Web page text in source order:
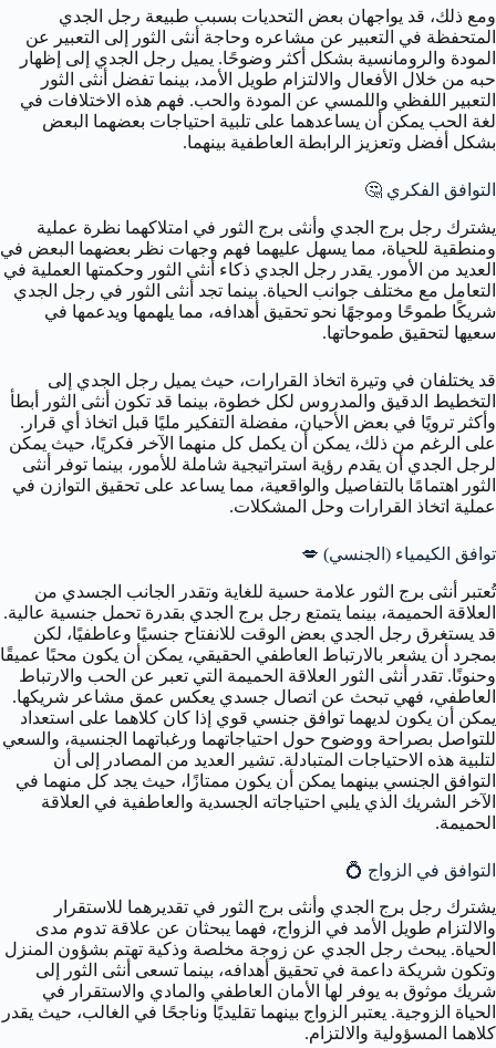
ومع ذلك، قد يواجهان بعض التحديات بسبب طبيعة رجل الجدي
المتحفظة في التعبير عن مشاعره وحاجة أنثى الثور إلى التعبير عن
المودة والرومانسية بشكل أكثر وضوحًا. يميل رجل الجدي إلى إظهار
حبه من خلال الأفعال والالتزام طويل الأمد، بينما تفضل أنثى الثور
التعبير اللفظي واللمسي عن المودة والحب. فهم هذه الاختلافات في
لغة الحب يمكن أن يساعدهما على تلبية احتياجات بعضهما البعض
بشكل أفضل وتعزيز الرابطة العاطفية بينهما.
التوافق الفكري 🤔
يشترك رجل برج الجدي وأنثى برج الثور في امتلاكهما نظرة عملية
ومنطقية للحياة، مما يسهل عليهما فهم وجهات نظر بعضهما البعض في
العديد من الأمور. يقدر رجل الجدي ذكاء أنثى الثور وحكمتها العملية في
التعامل مع مختلف جوانب الحياة. بينما تجد أنثى الثور في رجل الجدي
شريكًا طموحًا وموجهًا نحو تحقيق أهدافه، مما يلهمها ويدعمها في
سعيها لتحقيق طموحاتها.
قد يختلفان في وتيرة اتخاذ القرارات، حيث يميل رجل الجدي إلى
التخطيط الدقيق والمدروس لكل خطوة، بينما قد تكون أنثى الثور أبطأ
وأكثر ترويًا في بعض الأحيان، مفضلة التفكير مليًا قبل اتخاذ أي قرار.
على الرغم من ذلك، يمكن أن يكمل كل منهما الآخر فكريًا، حيث يمكن
لرجل الجدي أن يقدم رؤية استراتيجية شاملة للأمور، بينما توفر أنثى
الثور اهتمامًا بالتفاصيل والواقعية، مما يساعد على تحقيق التوازن في
عملية اتخاذ القرارات وحل المشكلات.
توافق الكيمياء (الجنسي) 💋
تُعتبر أنثى برج الثور علامة حسية للغاية وتقدر الجانب الجسدي من
العلاقة الحميمة، بينما يتمتع رجل برج الجدي بقدرة تحمل جنسية عالية.
قد يستغرق رجل الجدي بعض الوقت للانفتاح جنسيًا وعاطفيًا، لكن
بمجرد أن يشعر بالارتباط العاطفي الحقيقي، يمكن أن يكون محبًا عميقًا
وحنونًا. تقدر أنثى الثور العلاقة الحميمة التي تعبر عن الحب والارتباط
العاطفي، فهي تبحث عن اتصال جسدي يعكس عمق مشاعر شريكها.
يمكن أن يكون لديهما توافق جنسي قوي إذا كان كلاهما على استعداد
للتواصل بصراحة ووضوح حول احتياجاتهما ورغباتهما الجنسية، والسعي
لتلبية هذه الاحتياجات المتبادلة. تشير العديد من المصادر إلى أن
التوافق الجنسي بينهما يمكن أن يكون ممتازًا، حيث يجد كل منهما في
الآخر الشريك الذي يلبي احتياجاته الجسدية والعاطفية في العلاقة
الحميمة.
التوافق في الزواج 💍
يشترك رجل برج الجدي وأنثى برج الثور في تقديرهما للاستقرار
والالتزام طويل الأمد في الزواج، فهما يبحثان عن علاقة تدوم مدى
الحياة. يبحث رجل الجدي عن زوجة مخلصة وذكية تهتم بشؤون المنزل
وتكون شريكة داعمة في تحقيق أهدافه، بينما تسعى أنثى الثور إلى
شريك موثوق به يوفر لها الأمان العاطفي والمادي والاستقرار في
الحياة الزوجية. يعتبر الزواج بينهما تقليديًا وناجحًا في الغالب، حيث يقدر
كلاهما المسؤولية والالتزام.